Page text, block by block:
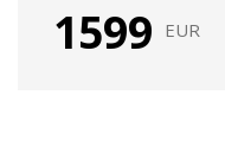
1599 EUR